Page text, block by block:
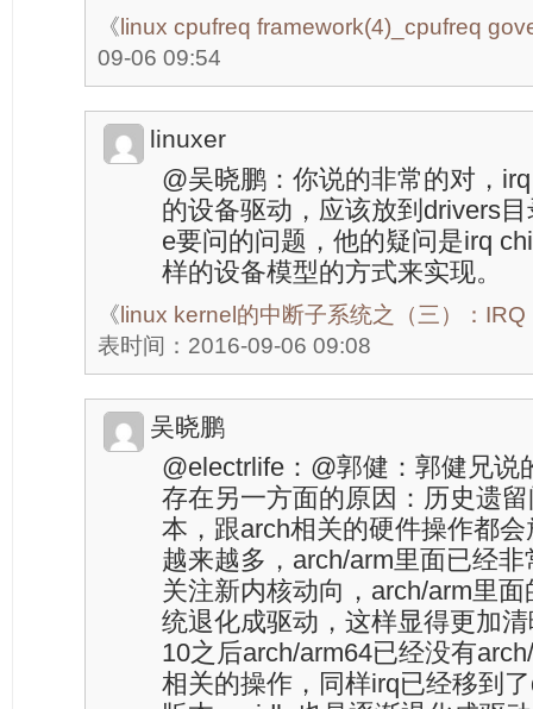
《 linux cpufreq framework(4)_cpufreq
09-06 09:54
linuxer
@吴晓鹏：你说的非常的对，
的设备驱动，应该放到drivers
e要问的问题，他的疑问是irq
样的设备模型的方式来实现。
《 linux kernel的中断子系统之（三）：
表时间：2016-09-06 09:08
吴晓鹏
@electrlife：@郭健：郭健兄说
存在另一方面的原因：历史遗
本，跟arch相关的硬件操作都
越来越多，arch/arm里面已经
关注新内核动向，arch/arm里
统退化成驱动，这样显得更加
10之后arch/arm64已经没有
相关的操作，同样irq已经移到